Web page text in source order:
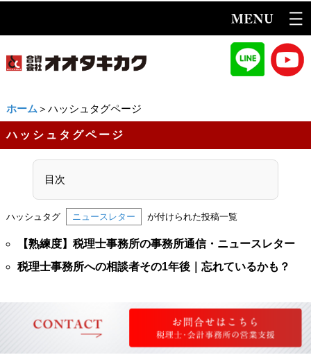
ホーム ＞ハッシュタグページ
ハッシュタグページ
目次
ハッシュタグ ニュースレター が付けられた投稿一覧
【熟練度】税理士事務所の事務所通信・ニュースレター
税理士事務所への相談者その1年後｜忘れているかも？